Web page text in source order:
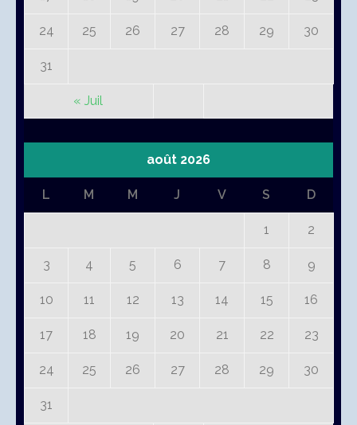
24 25 26 27 28 29 30
31
« Juil
août 2026
L M M J V S D
1 2
3 4 5 6 7 8 9
10 11 12 13 14 15 16
17 18 19 20 21 22 23
24 25 26 27 28 29 30
31